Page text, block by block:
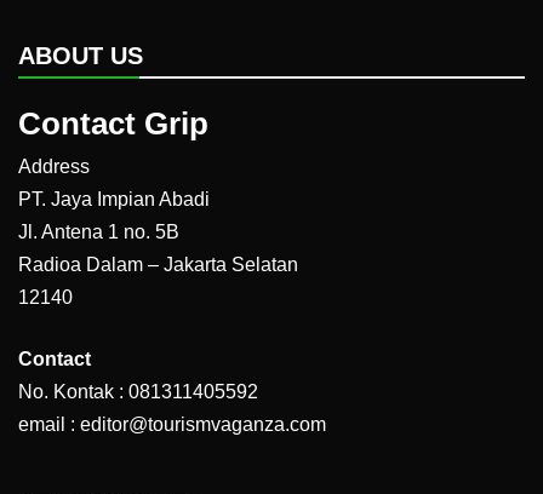
ABOUT US
Contact Grip
Address
PT. Jaya Impian Abadi
Jl. Antena 1 no. 5B
Radioa Dalam – Jakarta Selatan
12140
Contact
No. Kontak : 081311405592
email : editor@tourismvaganza.com